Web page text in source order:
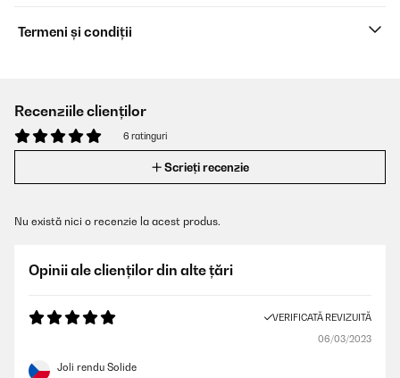
Termeni și condiții
Recenziile clienților
6 ratinguri
Scrieți recenzie
Nu există nici o recenzie la acest produs.
Opinii ale clienților din alte țări
VERIFICATĂ REVIZUITĂ
06/03/2023
Joli rendu Solide